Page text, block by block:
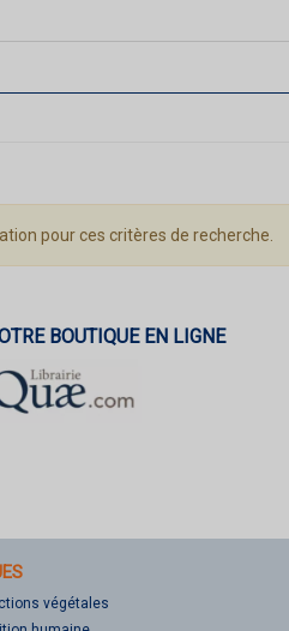
pour ces critères de recherche.
BOUTIQUE EN LIGNE
végétales